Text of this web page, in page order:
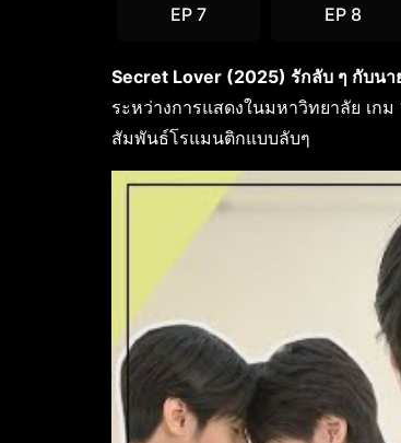
EP 7 EP 8
Secret Lover (2025) รักลับ ๆ กับนา
ระหว่างการแสดงในมหาวิทยาลัย เกม
สัมพันธ์โรแมนติกแบบลับๆ